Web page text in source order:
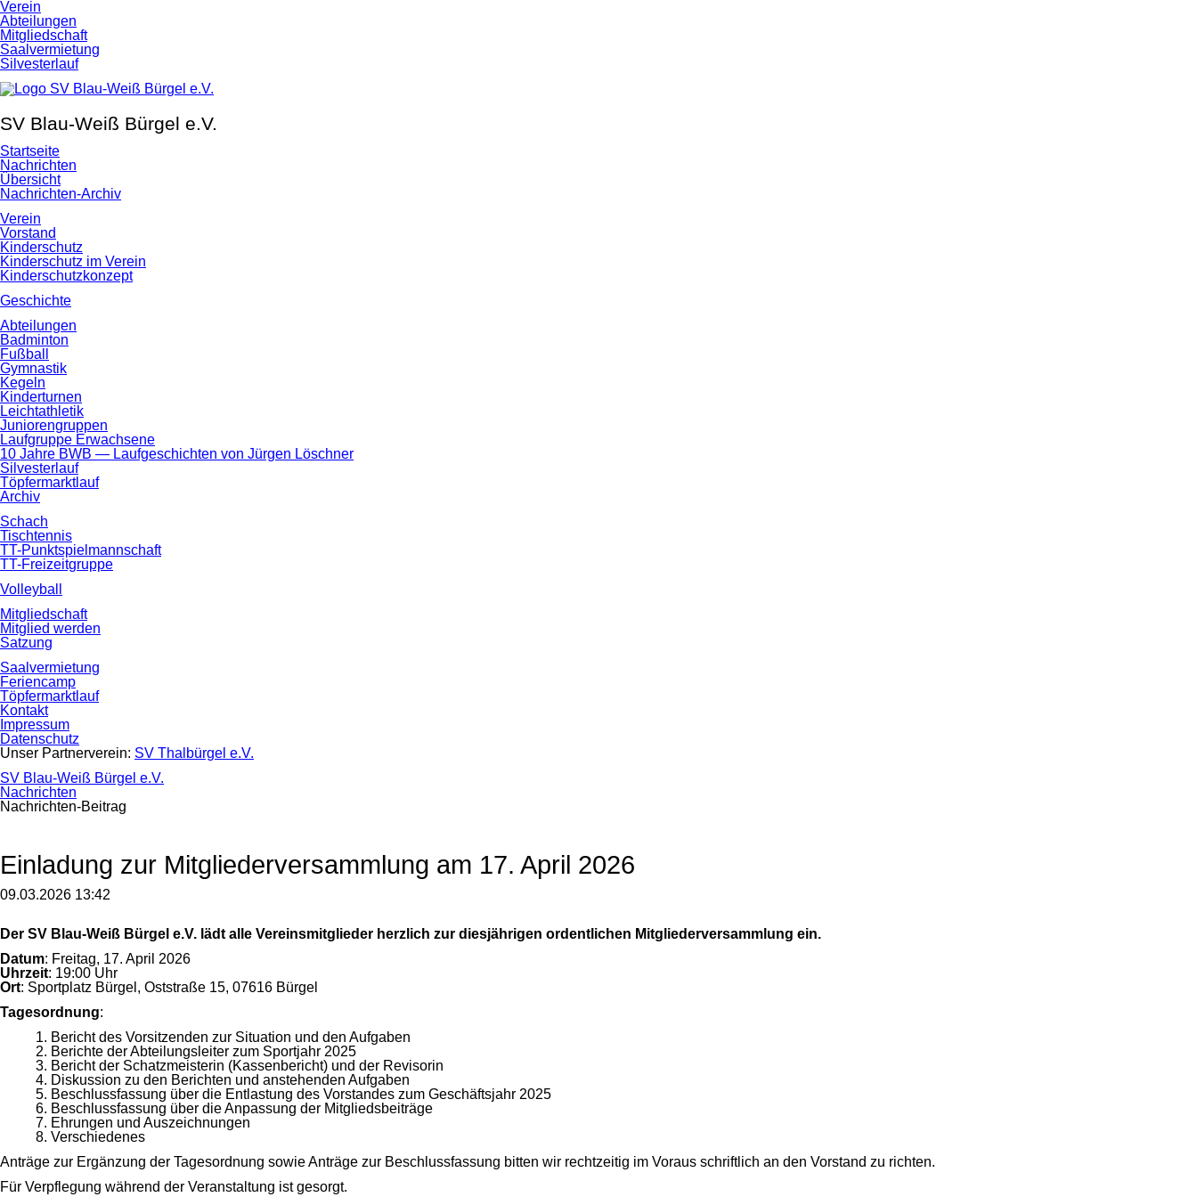
Navigation
überspringen
Verein
Abteilungen
Mitgliedschaft
Saalvermietung
Silvesterlauf
überspringen
SV Blau-Weiß Bürgel e.V.
Startseite
Nachrichten
Übersicht
Nachrichten-Archiv
Verein
Vorstand
Kinderschutz
Kinderschutz im Verein
Kinderschutzkonzept
Geschichte
Abteilungen
Badminton
Fußball
Gymnastik
Kegeln
Kinderturnen
Leichtathletik
Juniorengruppen
Laufgruppe Erwachsene
10 Jahre BWB — Laufgeschichten von Jürgen Löschner
Silvesterlauf
Töpfermarktlauf
Archiv
Schach
Tischtennis
TT-Punktspielmannschaft
TT-Freizeitgruppe
Volleyball
Mitgliedschaft
Mitglied werden
Satzung
Saalvermietung
Feriencamp
Töpfermarktlauf
Kontakt
Impressum
Datenschutz
Unser Partnerverein: SV Thalbürgel e.V.
SV Blau-Weiß Bürgel e.V.
Nachrichten
Nachrichten-Beitrag
Einladung zur Mitgliederversammlung am 17. April 2026
09.03.2026 13:42
Der SV Blau-Weiß Bürgel e.V. lädt alle Vereinsmitglieder herzlich zur diesjährigen ordentlichen Mitgliederversammlung ein.
Datum: Freitag, 17. April 2026
Uhrzeit: 19:00 Uhr
Ort: Sportplatz Bürgel, Oststraße 15, 07616 Bürgel
Tagesordnung:
1. Bericht des Vorsitzenden zur Situation und den Aufgaben
2. Berichte der Abteilungsleiter zum Sportjahr 2025
3. Bericht der Schatzmeisterin (Kassenbericht) und der Revisorin
4. Diskussion zu den Berichten und anstehenden Aufgaben
5. Beschlussfassung über die Entlastung des Vorstandes zum Geschäftsjahr 2025
6. Beschlussfassung über die Anpassung der Mitgliedsbeiträge
7. Ehrungen und Auszeichnungen
8. Verschiedenes
Anträge zur Ergänzung der Tagesordnung sowie Anträge zur Beschlussfassung bitten wir rechtzeitig im Voraus schriftlich an den Vorstand zu richten.
Für Verpflegung während der Veranstaltung ist gesorgt.